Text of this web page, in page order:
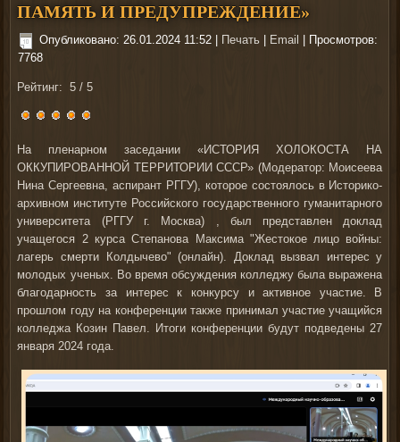
ПАМЯТЬ И ПРЕДУПРЕЖДЕНИЕ»
Опубликовано: 26.01.2024 11:52 Печать Email
| Просмотров:
7768
Рейтинг:5 /5
На пленарном заседании «ИСТОРИЯ ХОЛОКОСТА НА
ОККУПИРОВАННОЙ ТЕРРИТОРИИ СССР» (Модератор: Моисеева
Нина Сергеевна, аспирант РГГУ), которое состоялось в Историко-
архивном институте Российского государственного гуманитарного
университета (РГГУ г. Москва) , был представлен доклад
учащегося 2 курса Степанова Максима "Жестокое лицо войны:
лагерь смерти Колдычево" (онлайн). Доклад вызвал интерес у
молодых ученых. Во время обсуждения колледжу была выражена
благодарность за интерес к конкурсу и активное участие. В
прошлом году на конференции также принимал участие учащийся
колледжа Козин Павел. Итоги конференции будут подведены 27
января 2024 года.